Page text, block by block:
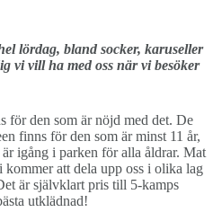
lördag, bland socker, karuseller
vi vill ha med oss när vi besöker
för den som är nöjd med det. De
finns för den som är minst 11 år,
igång i parken för alla åldrar. Mat
att dela upp oss i olika lag
är självklart pris till 5-kamps
utklädnad!